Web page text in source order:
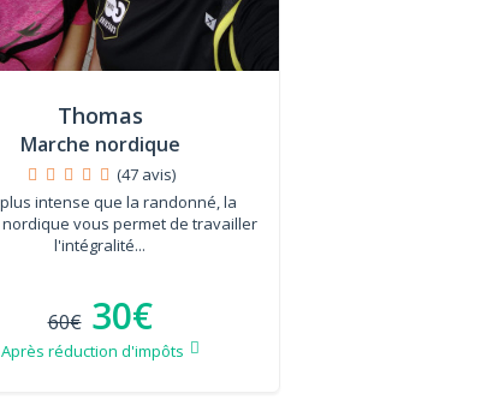
Thomas
Marche nordique
(47 avis)
intense que la randonné, la
vous permet de travailler
l'intégralité...
60€ 30€
Après réduction d'impôts